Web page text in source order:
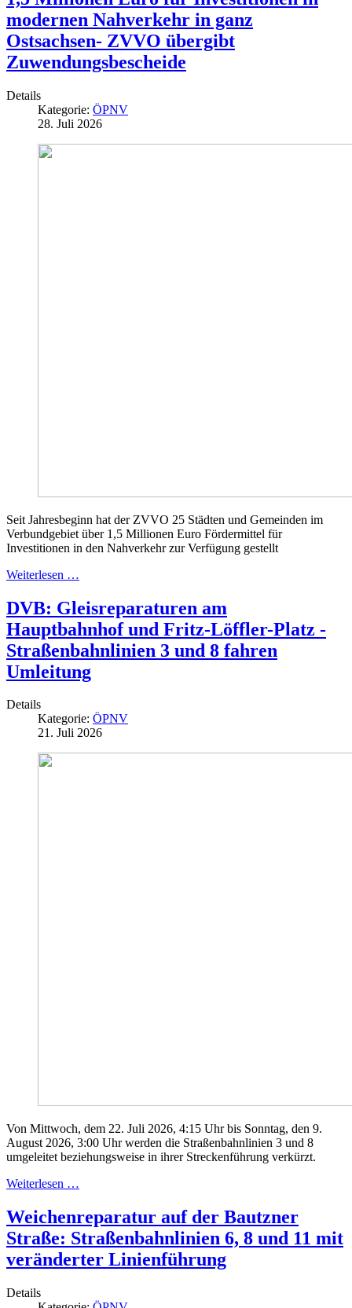
modernen Nahverkehr in ganz
Ostsachsen- ZVVO übergibt
Zuwendungsbescheide
Details
Kategorie: ÖPNV
28. Juli 2026
Seit Jahresbeginn hat der ZVVO 25 Städten und Gemeinden im
Verbundgebiet über 1,5 Millionen Euro Fördermittel für
Investitionen in den Nahverkehr zur Verfügung gestellt
Weiterlesen …
DVB: Gleisreparaturen am
Hauptbahnhof und Fritz-Löffler-Platz -
Straßenbahnlinien 3 und 8 fahren
Umleitung
Details
Kategorie: ÖPNV
21. Juli 2026
Von Mittwoch, dem 22. Juli 2026, 4:15 Uhr bis Sonntag, den 9.
August 2026, 3:00 Uhr werden die Straßenbahnlinien 3 und 8
umgeleitet beziehungsweise in ihrer Streckenführung verkürzt.
Weiterlesen …
Weichenreparatur auf der Bautzner
Straße: Straßenbahnlinien 6, 8 und 11 mit
veränderter Linienführung
Details